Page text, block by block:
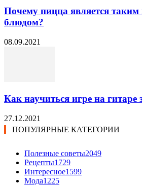
Почему пицца является
блюдом?
08.09.2021
Как научиться игре на гитаре
27.12.2021
ПОПУЛЯРНЫЕ КАТЕГОРИИ
Полезные советы2049
Рецепты1729
Интересное1599
Мода1225